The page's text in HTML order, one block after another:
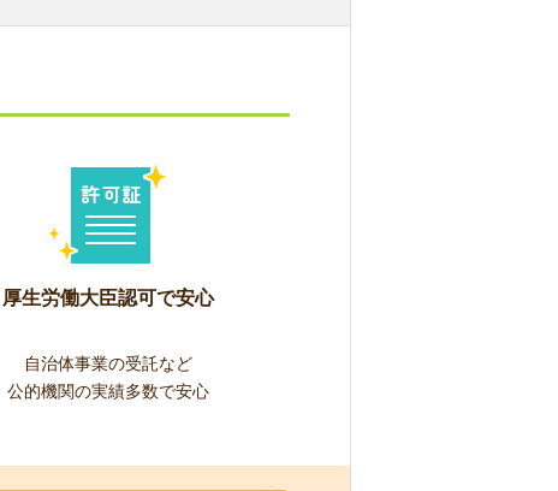
厚生労働大臣認可で安心
自治体事業の受託など
公的機関の実績多数で安心